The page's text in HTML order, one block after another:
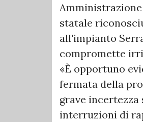
statale
all'impianto
compromette
«È opportuno
fermata della
grave
interruzioni di